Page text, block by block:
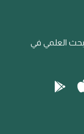
العلمي في